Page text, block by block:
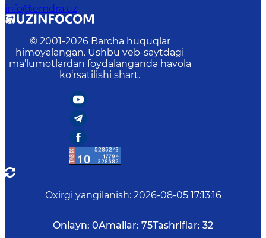
info@emdra.uz
© 2001-2026 Barcha huquqlar
himoyalangan. Ushbu veb-saytdagi
ma’lumotlardan foydalanganda havola
ko‘rsatilishi shart.
Oxirgi yangilanish: 2026-08-05 17:13:16
Onlayn: 0Amallar: 75Tashriflar: 32